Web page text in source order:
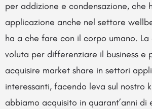
per addizione e condensazione, che
applicazione anche nel settore
ha a che fare con il corpo umano.
voluta per differenziare il business e
acquisire market share in settori
interessanti, facendo leva sul nostro
abbiamo acquisito in quarant’anni di